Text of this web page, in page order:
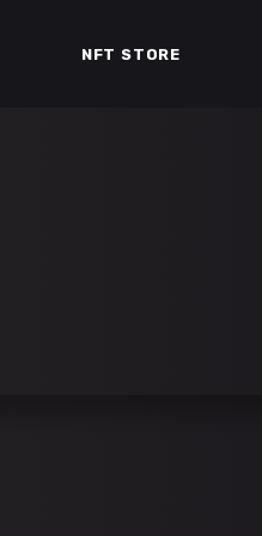
NFT STORE